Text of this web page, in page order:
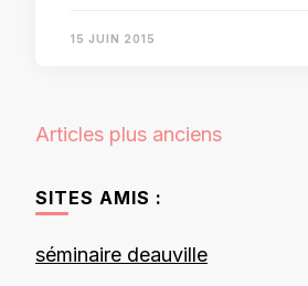
15 JUIN 2015
Navigation
articles
Articles plus anciens
SITES AMIS :
séminaire deauville